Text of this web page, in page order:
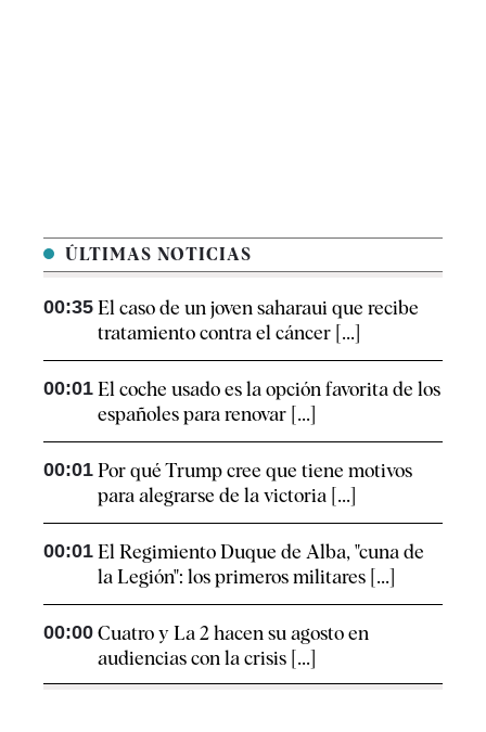
ÚLTIMAS NOTICIAS
00:35 El caso de un joven saharaui que recibe
tratamiento contra el cáncer [...]
00:01 El coche usado es la opción favorita de los
españoles para renovar [...]
00:01 Por qué Trump cree que tiene motivos
para alegrarse de la victoria [...]
00:01 El Regimiento Duque de Alba, "cuna de
la Legión": los primeros militares [...]
00:00 Cuatro y La 2 hacen su agosto en
audiencias con la crisis [...]